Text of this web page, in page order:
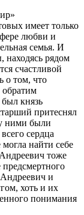
имеет только
любви и
семья. И
находясь рядом
счастливой
о том, что
обратим
князь
притеснял
ними были
сердца
найти себе
тоже
и
хоть и их
понимания